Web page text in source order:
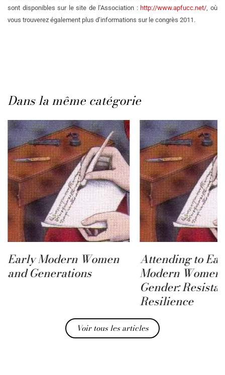
sont disponibles sur le site de l’Association : http://www.apfucc.net/, où
vous trouverez également plus d’informations sur le congrès 2011.
Dans la même catégorie
Early Modern Women
and Generations
Attending to
Modern Women
Gender:
Resilience
Voir tous les articles